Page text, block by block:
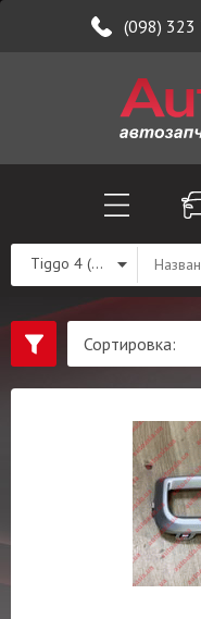
(098) 323
Tiggo 4 (T19)